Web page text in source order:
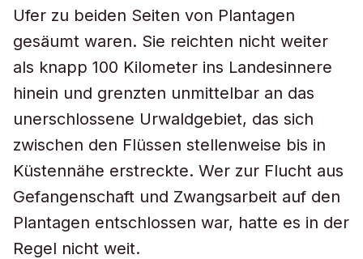
Ufer zu beiden Seiten von Plantagen
gesäumt waren. Sie reichten nicht weiter
als knapp 100 Kilometer ins Landesinnere
hinein und grenzten unmittelbar an das
unerschlossene Urwaldgebiet, das sich
zwischen den Flüssen stellenweise bis in
Küstennähe erstreckte. Wer zur Flucht aus
Gefangenschaft und Zwangsarbeit auf den
Plantagen entschlossen war, hatte es in der
Regel nicht weit.